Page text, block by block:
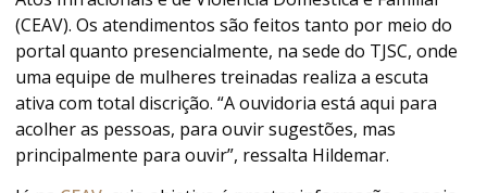
(CEAV). Os atendimentos são feitos tanto por meio do
portal quanto presencialmente, na sede do TJSC, onde
uma equipe de mulheres treinadas realiza a escuta
ativa com total discrição. “A ouvidoria está aqui para
acolher as pessoas, para ouvir sugestões, mas
principalmente para ouvir”, ressalta Hildemar.